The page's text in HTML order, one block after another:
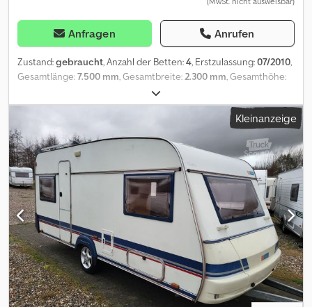
Anfragen Anrufen
Zustand:gebraucht, Anzahl der Betten:4, Erstzulassung:07/2010,
Gesamtlänge:7.500 mm, Gesamtbreite:2.300 mm, Gesamthöhe:
, Achsen-Konfiguration:
kg, Ausstattung:Standheizung, Toilette, Sie erreichen uns
Montag bis Freitag in der Zeit von 09:00 bis 18:00 Uhr! Und
samstags von 09:00 bis 16:00 Uhr ! Kontakt: Interne Nummer für
Anfragen: 89 HU und Gasprüfung bei Kauf neu! Fahrzeugdaten: ?
Erstzulassung: 07/2010 ? Leergewicht: 1325 kg ? zul.
Gesamtgewicht: 1700 kg Dedpfx Aozr Apvehksck ? Länge ü.A.: 7,50
m ? Länge Aufbau.: 6,30 m ? Breite: 2,30 m ? Höhe: 2,58 m ?
Innenhöhe: 1,96 m ? Umlaufmaß: 10,30 m Ausstattung: ? Anzahl der
Schlafplätze: 4 ? Einzelbetten im Bug 1,98 x 0,85 m ?
Rundsitzgruppe im Heck 2,10 x 1,38 m ? Rollrostfunktion 2,10 x 1,98
m ? Küchenzeile ? Warmwasser ? Nasszelle mit WC Waschbecken
? Truma Heizung mit Umluft und Ultraheat ? Rollos mit
Insektenschutzgitter ? Panoramadachhaube ?
Antischlingerkupplung ? Insektenschutztür Zubehör: ? Markise ?
Kleinanzeige